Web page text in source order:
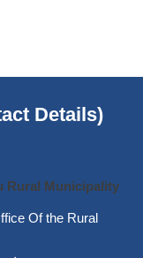
Details)
Rural Municipality
Of the Rural